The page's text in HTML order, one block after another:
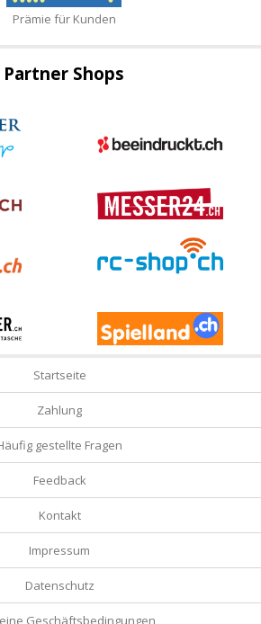
Prämie für Kunden
Partner Shops
Startseite
Zahlung
gestellte Fragen
Feedback
Kontakt
Impressum
Datenschutz
Geschäftsbedingungen